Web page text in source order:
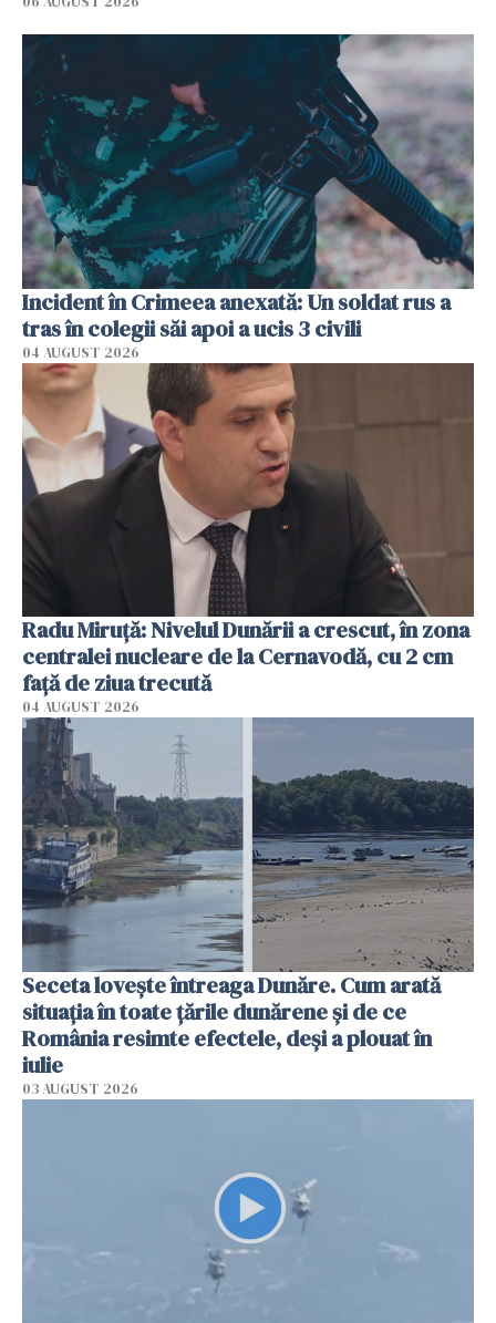
Incident în Crimeea anexată: Un soldat rus a
tras în colegii săi apoi a ucis 3 civili
04 AUGUST 2026
Radu Miruţă: Nivelul Dunării a crescut, în zona
centralei nucleare de la Cernavodă, cu 2 cm
faţă de ziua trecută
04 AUGUST 2026
Seceta lovește întreaga Dunăre. Cum arată
situația în toate țările dunărene și de ce
România resimte efectele, deși a plouat în
iulie
03 AUGUST 2026